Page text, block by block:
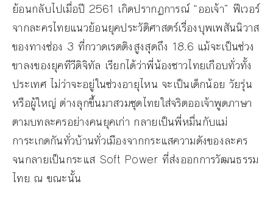
ย้อนกลับไปเมื่อปี 2561 เกิดปรากฏการณ์ “ออเจ้า” ฟีเวอร์
จากละครไทยแนวย้อนยุคประวัติศาสตร์เรื่องบุพเพสันนิวาส
ของทางช่อง 3 ที่กวาดเรตติงสูงสุดถึง 18.6 แม้จะเป็นช่วง
ขาลงของยุคทีวีดิจิทัล เรียกได้ว่าพี่น้องชาวไทยเกือบทั่วทั้ง
ประเทศ ไม่ว่าจะอยู่ในช่วงอายุไหน จะเป็นเด็กน้อย วัยรุ่น
หรือผู้ใหญ่ ต่างลุกขึ้นมาสวมชุดไทยใส่จริตออเจ้าพูดภาษา
ตามบทละครอย่างคนยุคเก่า กลายเป็นพี่หมื่นกับแม่
การะเกดกันทั่วบ้านทั่วเมืองจากกระแสความดังของละคร
จนกลายเป็นกระแส Soft Power ที่ส่งออกการวัฒนธรรม
ไทย ณ ขณะนั้น